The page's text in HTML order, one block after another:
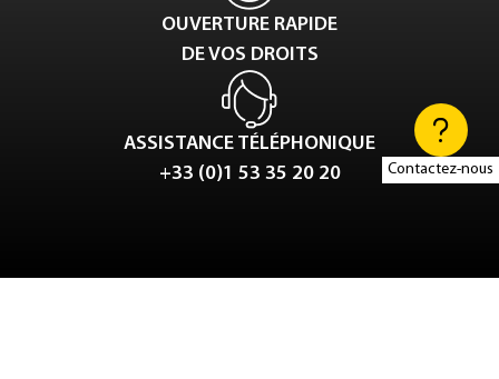
Contactez-nous
OUVERTURE RAPIDE
DE VOS DROITS
ASSISTANCE TÉLÉPHONIQUE
+33 (0)1 53 35 20 20